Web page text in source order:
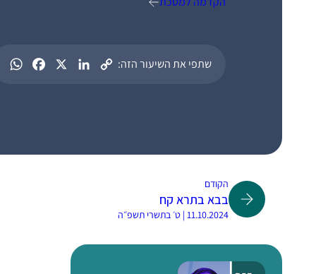
שתפי את השיעור הזה:
הקודם
בבא בתרא קח
11.10.2024 | ט׳ בתשרי תשפ״ה